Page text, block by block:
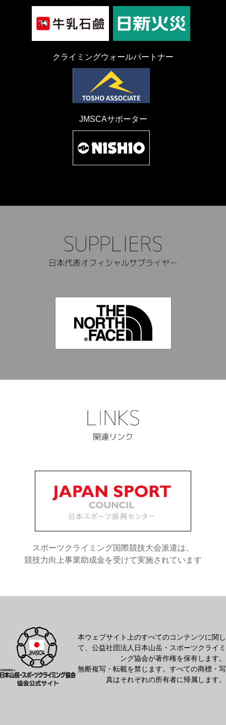
クライミングウォールパートナー
JMSCAサポーター
スポーツクライミング国際競技大会派遣は、
競技力向上事業助成金を受けて実施されています
本ウェブサイト上のすべてのコンテンツに関し
て、公益社団法人日本山岳・スポーツクライミ
ング協会が著作権を保有します。
無断複写・転載を禁じます。すべての商標・写
真はそれぞれの所有者に帰属します。